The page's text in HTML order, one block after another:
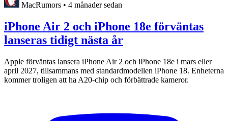
MacRumors • 4 månader sedan
iPhone Air 2 och iPhone 18e förväntas
lanseras tidigt nästa år
Apple förväntas lansera iPhone Air 2 och iPhone 18e i mars eller
april 2027, tillsammans med standardmodellen iPhone 18. Enheterna
kommer troligen att ha A20-chip och förbättrade kameror.